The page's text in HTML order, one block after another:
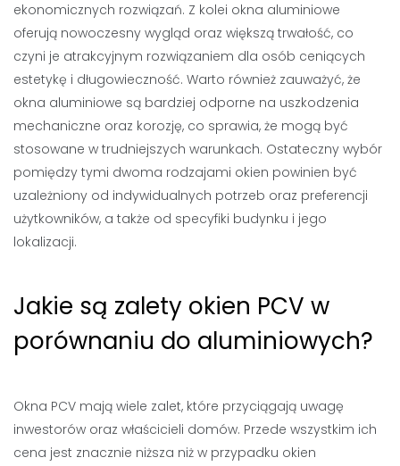
ekonomicznych rozwiązań. Z kolei okna aluminiowe
oferują nowoczesny wygląd oraz większą trwałość, co
czyni je atrakcyjnym rozwiązaniem dla osób ceniących
estetykę i długowieczność. Warto również zauważyć, że
okna aluminiowe są bardziej odporne na uszkodzenia
mechaniczne oraz korozję, co sprawia, że mogą być
stosowane w trudniejszych warunkach. Ostateczny wybór
pomiędzy tymi dwoma rodzajami okien powinien być
uzależniony od indywidualnych potrzeb oraz preferencji
użytkowników, a także od specyfiki budynku i jego
lokalizacji.
Jakie są zalety okien PCV w
porównaniu do aluminiowych?
Okna PCV mają wiele zalet, które przyciągają uwagę
inwestorów oraz właścicieli domów. Przede wszystkim ich
cena jest znacznie niższa niż w przypadku okien